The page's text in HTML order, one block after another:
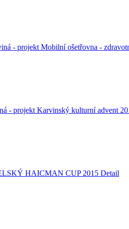
- projekt Mobilní ošetřovna -
- projekt Karvinský kulturní advent
HAICMAN CUP 2015 Detail